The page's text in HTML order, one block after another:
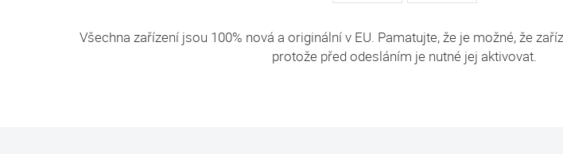
Všechna zařízení jsou 100% nová a originální v EU. Pamatujte, že je možné, že
protože před odesláním je nutné jej aktivovat.